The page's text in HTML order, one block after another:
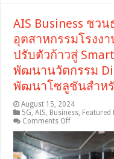
มั่นใจ
ทำงาน
ไม่
สะดุด
AIS Business ชว
อุตสาหกรรมโรงง
ปรับตัวก้าวสู่
พัฒนานวัตกรรม
พัฒนาโซลูชันสำหรั
August 15, 2024
5G,AIS, Business, Featured
Comments Offon
Business
ชวน